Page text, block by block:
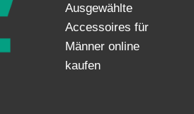
Ausgewählte
Accessoires für
Männer online
kaufen